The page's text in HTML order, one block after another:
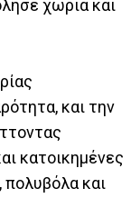
χωριά και
και την
κατοικημένες
πολυβόλα και